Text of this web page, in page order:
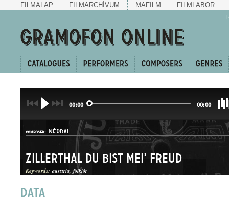
FILMALAP FILMARCHÍVUM MAFILM FILMLABOR
00:00 00:00
COMPOSER: NÉPDAL
Zillerthal du bist mei' Freud
Keywords: ausztria folklór